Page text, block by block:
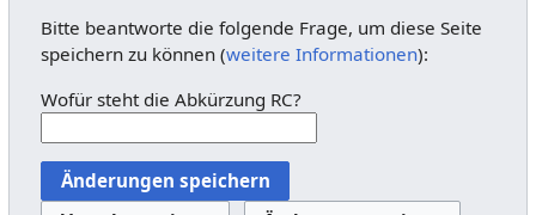
Bitte beantworte die folgende Frage, um diese Seite
speichern zu können (weitere Informationen):
Wofür steht die Abkürzung RC?